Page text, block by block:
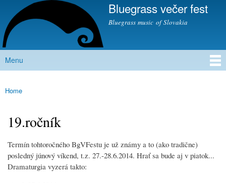
Skip to
main
content
Bluegrass večer fest
Bluegrass music of Slovakia
Main menu
Menu
You are here
Home
19.ročník
Termín tohtoročného BgVFestu je už známy a to (ako tradične)
posledný júnový víkend, t.z. 27.-28.6.2014. Hrať sa bude aj v piatok...
Dramaturgia vyzerá takto: